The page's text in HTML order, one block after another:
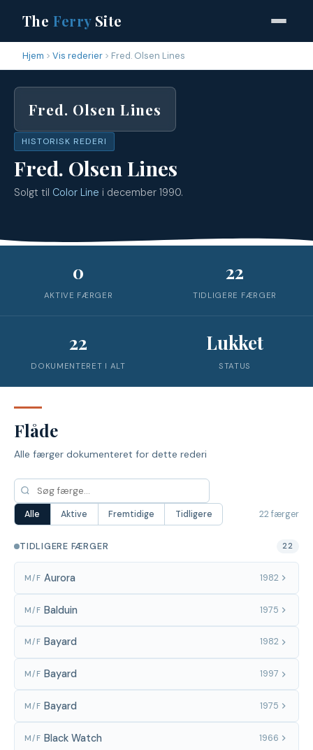
The FerrySite
Hjem Vis rederier Fred. Olsen Lines
Fred. Olsen Lines
HISTORISK REDERI
Fred. Olsen Lines
Solgt til Color Line i december 1990.
0
AKTIVE FÆRGER
22
TIDLIGERE FÆRGER
22
DOKUMENTERET I ALT
Lukket
STATUS
Flåde
Alle færger dokumenteret for dette rederi
Alle Aktive Fremtidige Tidligere 22 færger
TIDLIGERE FÆRGER 22
M/F Aurora 1982
M/F Balduin 1975
M/F Bayard 1982
M/F Bayard 1997
M/F Bayard 1975
M/F Black Watch 1966